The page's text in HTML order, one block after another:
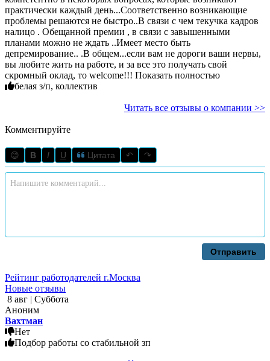
практически каждый день...Соответственно возникающие
проблемы решаются не быстро..В связи с чем текучка кадров
налицо . Обещанной премии , в связи с завышенными
планами можно не ждать ..Имеет место быть
депремирование.. .В общем...если вам не дороги ваши нервы,
вы любите жить на работе, и за все это получать свой
скромный оклад, то welcome!!! Показать полностью
белая з/п, коллектив
Читать все отзывы о компании >>
Комментируйте
😊 B I U Цитата ↶ ↷
Отправить
Рейтинг работодателей г.Москва
Новые отзывы
8 авг | Суббота
Аноним
Вахтман
Нет
Подбор работы со стабильной зп